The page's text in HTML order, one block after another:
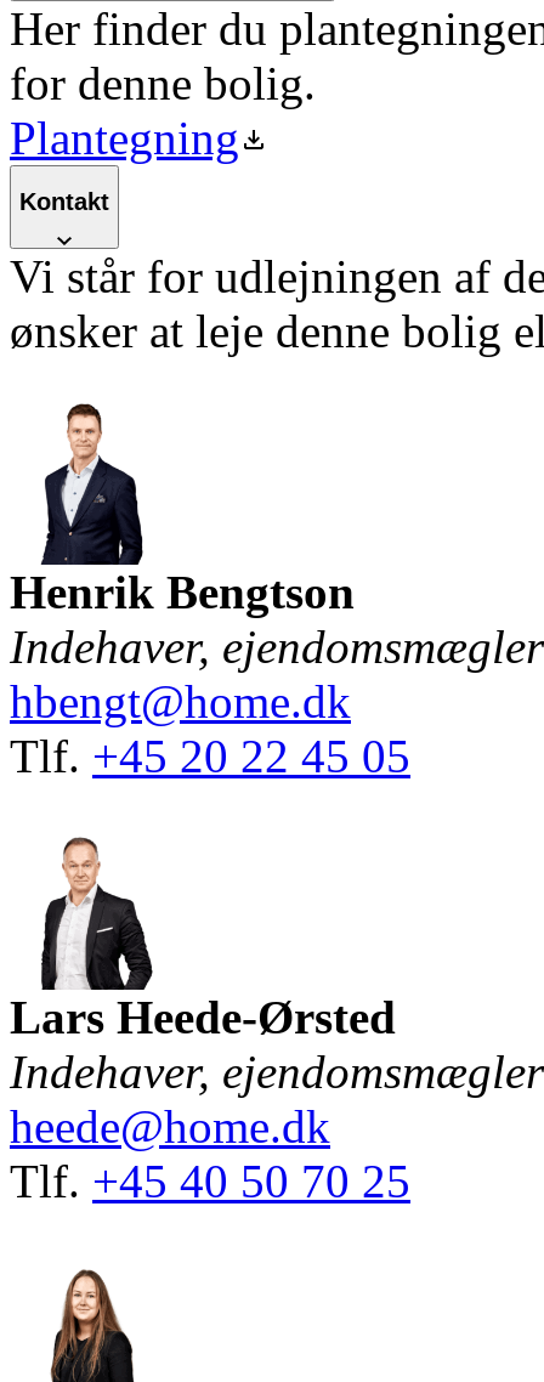
Her finder du
for denne bolig.
Plantegning
Kontakt
Vi står for udlejningen af
ønsker at leje denne bolig
Henrik Bengtson
Indehaver,
hbengt@home.dk
Tlf. +45 20 22 45 05
Lars Heede-Ørsted
Indehaver,
heede@home.dk
Tlf. +45 40 50 70 25